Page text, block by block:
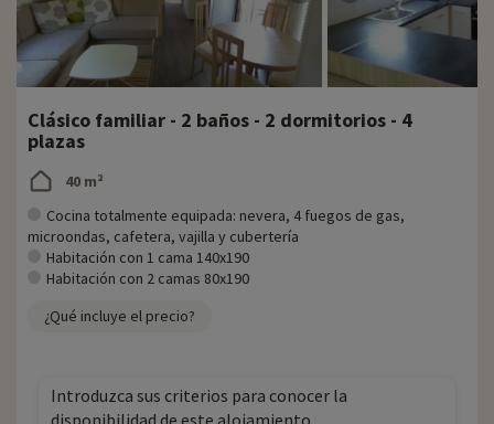
Clásico familiar - 2 baños - 2 dormitorios - 4
plazas
40 m²
Cocina totalmente equipada: nevera, 4 fuegos de gas,
microondas, cafetera, vajilla y cubertería
Habitación con 1 cama 140x190
Habitación con 2 camas 80x190
¿Qué incluye el precio?
Introduzca sus criterios para conocer la